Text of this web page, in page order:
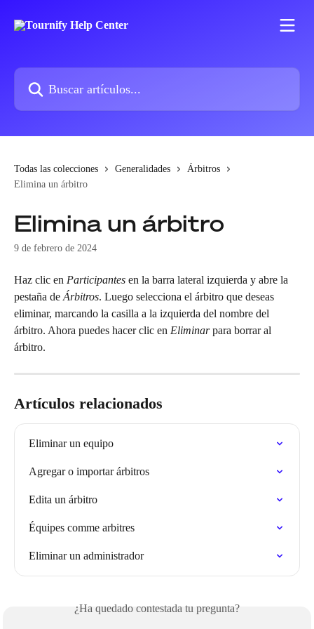
Buscar artículos...
Todas las colecciones Generalidades
Árbitros
Elimina un árbitro
Elimina un árbitro
9 de febrero de 2024
Haz clic en Participantes en la barra lateral izquierda y abre la
pestaña de Árbitros. Luego selecciona el árbitro que deseas
eliminar, marcando la casilla a la izquierda del nombre del
árbitro. Ahora puedes hacer clic en Eliminar para borrar al
árbitro.
Artículos relacionados
Eliminar un equipo
Agregar o importar árbitros
Edita un árbitro
Équipes comme arbitres
Eliminar un administrador
¿Ha quedado contestada tu pregunta?